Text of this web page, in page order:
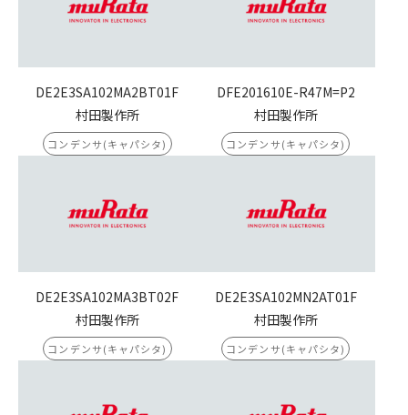
DE2E3SA102MA2BT01F
村田製作所
コンデンサ(キャパシタ)
DFE201610E-R47M=P2
村田製作所
コンデンサ(キャパシタ)
DE2E3SA102MA3BT02F
村田製作所
コンデンサ(キャパシタ)
DE2E3SA102MN2AT01F
村田製作所
コンデンサ(キャパシタ)